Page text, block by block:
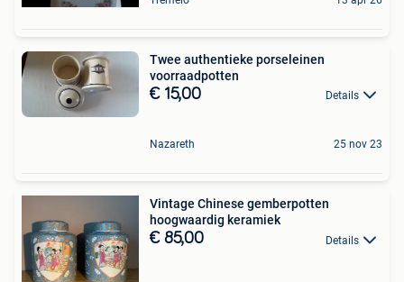
Twee authentieke porseleinen
voorraadpotten
€ 15,00 Details
Nazareth 25 nov 23
Vintage Chinese gemberpotten
hoogwaardig keramiek
€ 85,00 Details